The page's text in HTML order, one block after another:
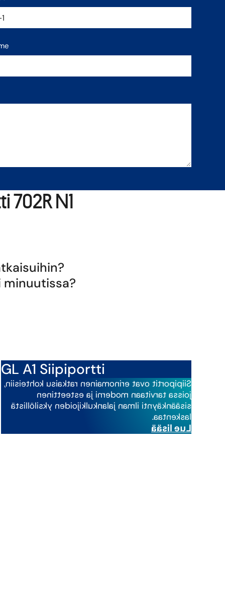
N1
minuutissa?
GL A1 Siipiportti
Siipiportit ovat erinomainen ratkaisu kohteisiin,
joissa tarvitaan moderni ja esteettinen
sisäänkäynti ilman jalankulkijoiden yksilöllistä
laskentaa.
Lue lisää